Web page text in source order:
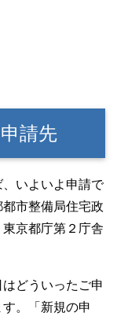
請先
いよいよ申請で
市整備局住宅政
京都庁第２庁舎
どういったご申
。「新規の申